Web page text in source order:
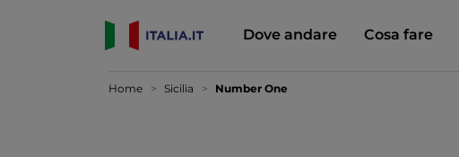
Dove andare Cosa fare
Home Sicilia Number One